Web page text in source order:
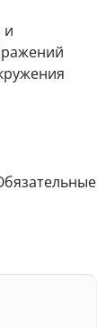
и